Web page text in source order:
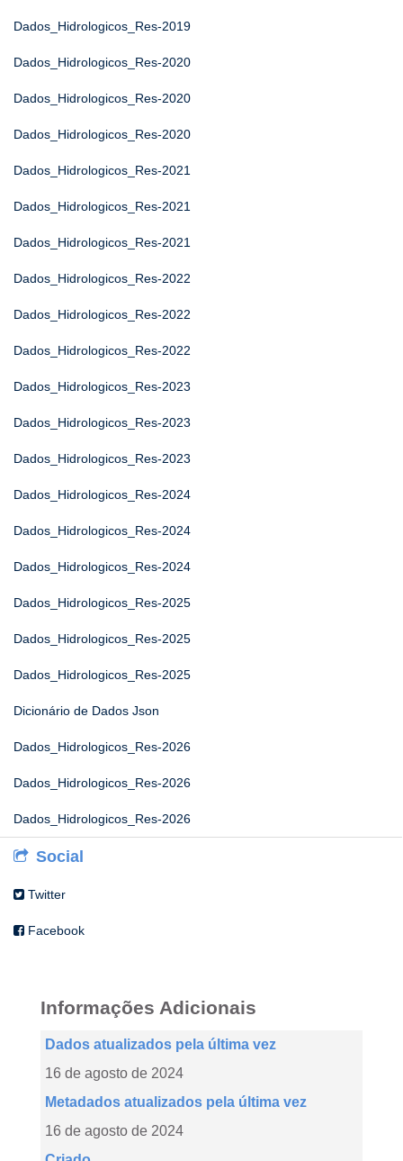
Dados_Hidrologicos_Res-2019
Dados_Hidrologicos_Res-2020
Dados_Hidrologicos_Res-2020
Dados_Hidrologicos_Res-2020
Dados_Hidrologicos_Res-2021
Dados_Hidrologicos_Res-2021
Dados_Hidrologicos_Res-2021
Dados_Hidrologicos_Res-2022
Dados_Hidrologicos_Res-2022
Dados_Hidrologicos_Res-2022
Dados_Hidrologicos_Res-2023
Dados_Hidrologicos_Res-2023
Dados_Hidrologicos_Res-2023
Dados_Hidrologicos_Res-2024
Dados_Hidrologicos_Res-2024
Dados_Hidrologicos_Res-2024
Dados_Hidrologicos_Res-2025
Dados_Hidrologicos_Res-2025
Dados_Hidrologicos_Res-2025
Dicionário de Dados Json
Dados_Hidrologicos_Res-2026
Dados_Hidrologicos_Res-2026
Dados_Hidrologicos_Res-2026
Social
Twitter
Facebook
Informações Adicionais
Dados atualizados pela última vez
16 de agosto de 2024
Metadados atualizados pela última vez
16 de agosto de 2024